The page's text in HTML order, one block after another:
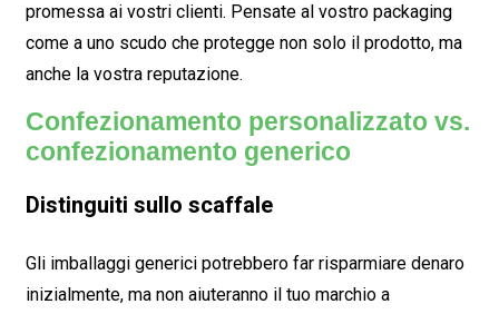
promessa ai vostri clienti. Pensate al vostro packaging
come a uno scudo che protegge non solo il prodotto, ma
anche la vostra reputazione.
Confezionamento personalizzato vs.
confezionamento generico
Distinguiti sullo scaffale
Gli imballaggi generici potrebbero far risparmiare denaro
inizialmente, ma non aiuteranno il tuo marchio a